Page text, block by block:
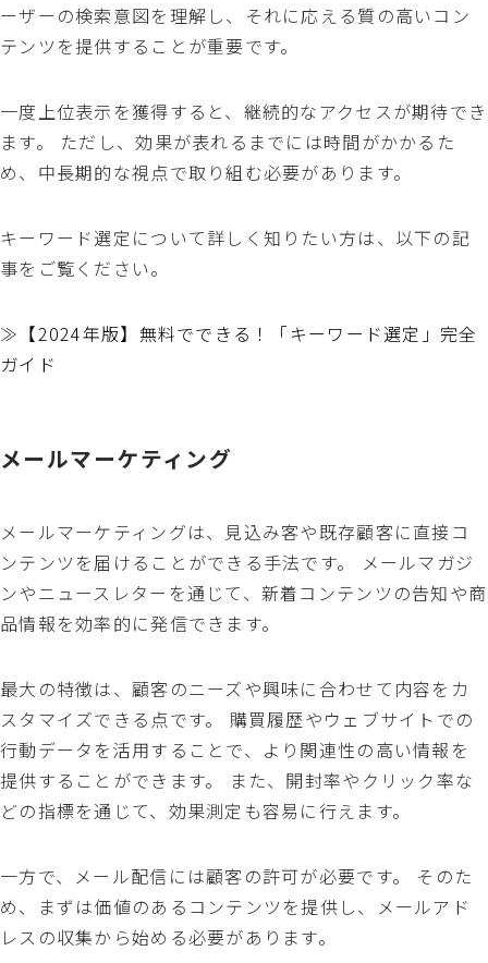
ーザーの検索意図を理解し、それに応える質の高いコン
テンツを提供することが重要です。
一度上位表示を獲得すると、継続的なアクセスが期待でき
ます。 ただし、効果が表れるまでには時間がかかるた
め、中長期的な視点で取り組む必要があります。
キーワード選定について詳しく知りたい方は、以下の記
事をご覧ください。
≫ 【2024年版】無料でできる！「キーワード選定」完全
ガイド
メールマーケティング
メールマーケティングは、見込み客や既存顧客に直接コ
ンテンツを届けることができる手法です。 メールマガジ
ンやニュースレターを通じて、新着コンテンツの告知や商
品情報を効率的に発信できます。
最大の特徴は、顧客のニーズや興味に合わせて内容をカ
スタマイズできる点です。 購買履歴やウェブサイトでの
行動データを活用することで、より関連性の高い情報を
提供することができます。 また、開封率やクリック率な
どの指標を通じて、効果測定も容易に行えます。
一方で、メール配信には顧客の許可が必要です。 そのた
め、まずは価値のあるコンテンツを提供し、メールアド
レスの収集から始める必要があります。